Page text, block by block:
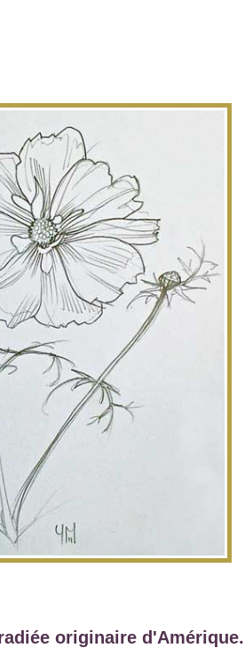
originaire d'Amérique.